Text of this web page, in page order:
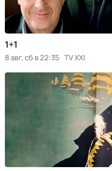
1+1
8 авг, сб в 22:35 TV XXI